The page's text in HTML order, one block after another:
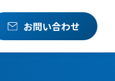
お問い合わせ